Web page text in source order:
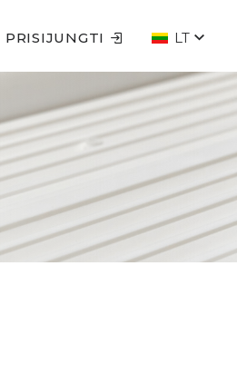
PRISIJUNGTI LT